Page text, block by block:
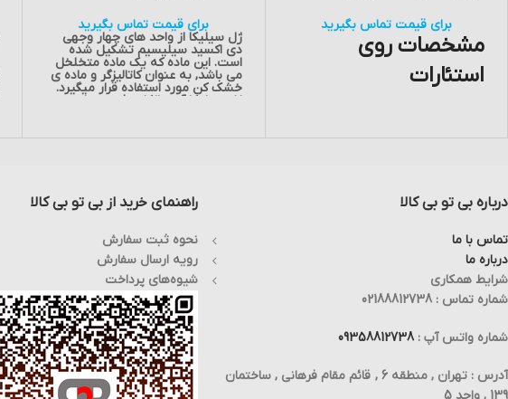
برای قیمت تماس بگیرید
مشخصاتروی
استئارات
تماس:02188812738 حاصل نمایید.
برای قیمت تماس بگیرید
ژل سیلیکااز واحد های چهار وجهی
دی اکسید سیلیسیم تشکیل شده
است. این ماده که یک ماده متخلخل
می باشد, به عنوان کاتالیزگر و ماده ی
خشک کن مورد استفاده قرار میگیرد.
ژل سیلیکا آب , الکل , فنون ها و
تماس:02188812738 حاصل نمایید.
درباره بی تو بی کالا
تماس با ما
درباره ما
شرایط همکاری
شماره تماس : 02188812738
شماره واتس آپ :09358812738
آدرس : تهران , منطقه 6 , قائم مقام فرهانی , ساختمان
139 , واحد 5
راهنمای خرید از بی تو بی کالا
نحوه ثبت سفارش
رویه ارسال سفارش
شیوه‌های پرداخت